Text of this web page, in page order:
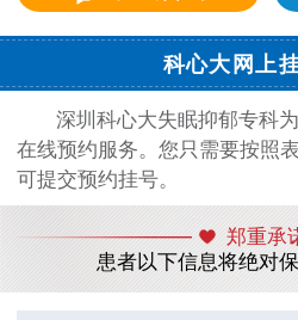
科心大网上
深圳科心大失眠抑郁专科
在线预约服务。您只需要按照
可提交预约挂号。
郑重承
患者以下信息将绝对